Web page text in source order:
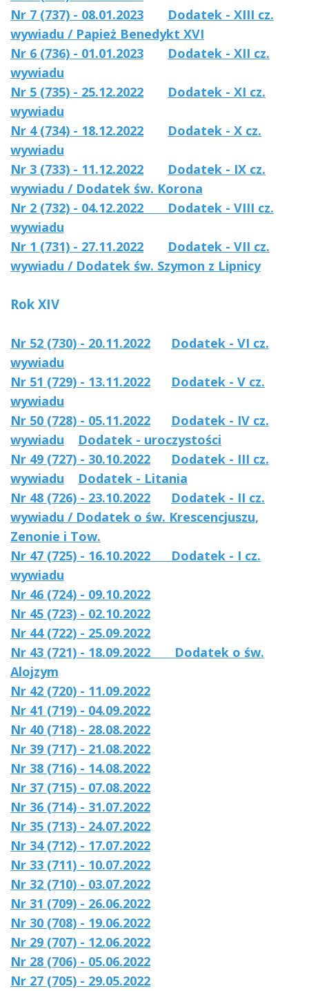
Nr 7 (737) - 08.01.2023
Dodatek - XIII cz.
wywiadu / Papież Benedykt XVI
Nr 6 (736) - 01.01.2023
Dodatek - XII cz.
wywiadu
Nr 5 (735) - 25.12.2022
Dodatek - XI cz.
wywiadu
Nr 4 (734) - 18.12.2022
Dodatek - X cz.
wywiadu
Nr 3 (733) - 11.12.2022
Dodatek - IX cz.
wywiadu / Dodatek św. Korona
Nr 2 (732) - 04.12.2022 Dodatek - VIII cz.
wywiadu
Nr 1 (731) - 27.11.2022
Dodatek - VII cz.
wywiadu / Dodatek św. Szymon z Lipnicy
Rok XIV
Nr 52 (730) - 20.11.2022
Dodatek - VI cz.
wywiadu
Nr 51 (729) - 13.11.2022
Dodatek - V cz.
wywiadu
Nr 50 (728) - 05.11.2022
Dodatek - IV cz.
wywiadu
Dodatek - uroczystości
Nr 49 (727) - 30.10.2022
Dodatek - III cz.
wywiadu
Dodatek - Litania
Nr 48 (726) - 23.10.2022
Dodatek - II cz.
wywiadu / Dodatek o św. Krescencjuszu,
Zenonie i Tow.
Nr 47 (725) - 16.10.2022
Dodatek - I cz.
wywiadu
Nr 46 (724) - 09.10.2022
Nr 45 (723) - 02.10.2022
Nr 44 (722) - 25.09.2022
Nr 43 (721) - 18.09.2022
Dodatek o św.
Alojzym
Nr 42 (720) - 11.09.2022
Nr 41 (719) - 04.09.2022
Nr 40 (718) - 28.08.2022
Nr 39 (717) - 21.08.2022
Nr 38 (716) - 14.08.2022
Nr 37 (715) - 07.08.2022
Nr 36 (714) - 31.07.2022
Nr 35 (713) - 24.07.2022
Nr 34 (712) - 17.07.2022
Nr 33 (711) - 10.07.2022
Nr 32 (710) - 03.07.2022
Nr 31 (709) - 26.06.2022
Nr 30 (708) - 19.06.2022
Nr 29 (707) - 12.06.2022
Nr 28 (706) - 05.06.2022
Nr 27 (705) - 29.05.2022